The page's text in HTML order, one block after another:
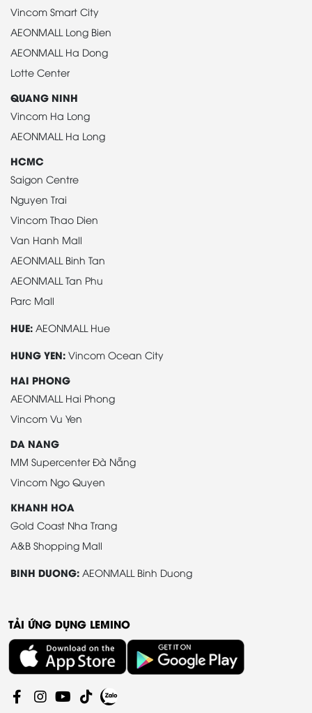
Vincom Smart City
AEONMALL Long Bien
AEONMALL Ha Dong
Lotte Center
QUANG NINH
Vincom Ha Long
AEONMALL Ha Long
HCMC
Saigon Centre
Nguyen Trai
Vincom Thao Dien
Van Hanh Mall
AEONMALL Binh Tan
AEONMALL Tan Phu
Parc Mall
HUE: AEONMALL Hue
HUNG YEN: Vincom Ocean City
HAI PHONG
AEONMALL Hai Phong
Vincom Vu Yen
DA NANG
MM Supercenter Đà Nẵng
Vincom Ngo Quyen
KHANH HOA
Gold Coast Nha Trang
A&B Shopping Mall
BINH DUONG: AEONMALL Binh Duong
TẢI ỨNG DỤNG LEMINO